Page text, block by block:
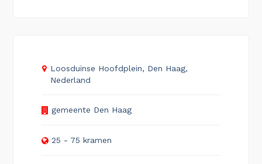
Loosduinse Hoofdplein, Den Haag,
Nederland
gemeente Den Haag
25 - 75 kramen